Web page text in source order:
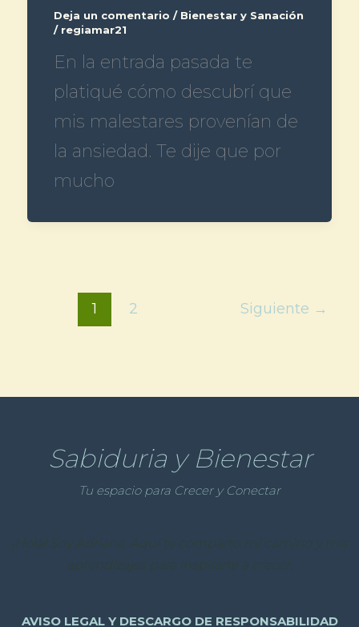
Deja un comentario / Bienestar y Sanación
/ regiamar21
En la entrada pasada te
platiqué cómo descubrí que
mis malestares provenían de
la ansiedad. Te dije que por
mucho
1 2 Siguiente →
Sabiduria y Bienestar
Tu espacio para Crecer y Conectar
¡Hola! Soy Adriana. Aquí te comparto mi camino y mis
aprendizajes para inspirarte a crecer.
AVISO LEGAL Y DESCARGO DE RESPONSABILIDAD